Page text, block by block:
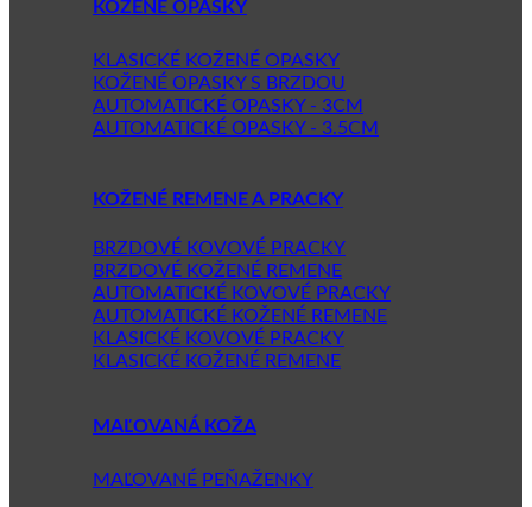
KOŽENÉ OPASKY
KLASICKÉ KOŽENÉ OPASKY
KOŽENÉ OPASKY S BRZDOU
AUTOMATICKÉ OPASKY - 3CM
AUTOMATICKÉ OPASKY - 3.5CM
KOŽENÉ REMENE A PRACKY
BRZDOVÉ KOVOVÉ PRACKY
BRZDOVÉ KOŽENÉ REMENE
AUTOMATICKÉ KOVOVÉ PRACKY
AUTOMATICKÉ KOŽENÉ REMENE
KLASICKÉ KOVOVÉ PRACKY
KLASICKÉ KOŽENÉ REMENE
MAĽOVANÁ KOŽA
MAĽOVANÉ PEŇAŽENKY